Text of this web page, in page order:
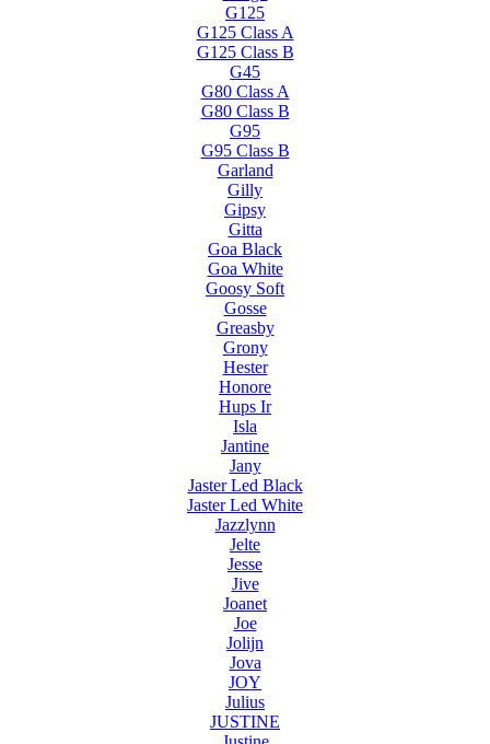
G125
G125 Class A
G125 Class B
G45
G80 Class A
G80 Class B
G95
G95 Class B
Garland
Gilly
Gipsy
Gitta
Goa Black
Goa White
Goosy Soft
Gosse
Greasby
Grony
Hester
Honore
Hups Ir
Isla
Jantine
Jany
Jaster Led Black
Jaster Led White
Jazzlynn
Jelte
Jesse
Jive
Joanet
Joe
Jolijn
Jova
JOY
Julius
JUSTINE